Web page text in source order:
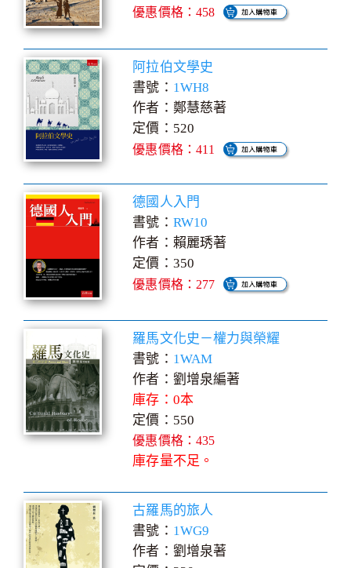
優惠價格：458
阿拉伯文學史
書號： 1WH8
作者：鄭慧慈著
定價：520
優惠價格：411
德國人入門
書號： RW10
作者：賴麗琇著
定價：350
優惠價格：277
羅馬文化史－權力與榮耀
書號： 1WAM
作者：劉增泉編著
庫存：0本
定價：550
優惠價格：435
庫存量不足。
古羅馬的旅人
書號： 1WG9
作者：劉增泉著